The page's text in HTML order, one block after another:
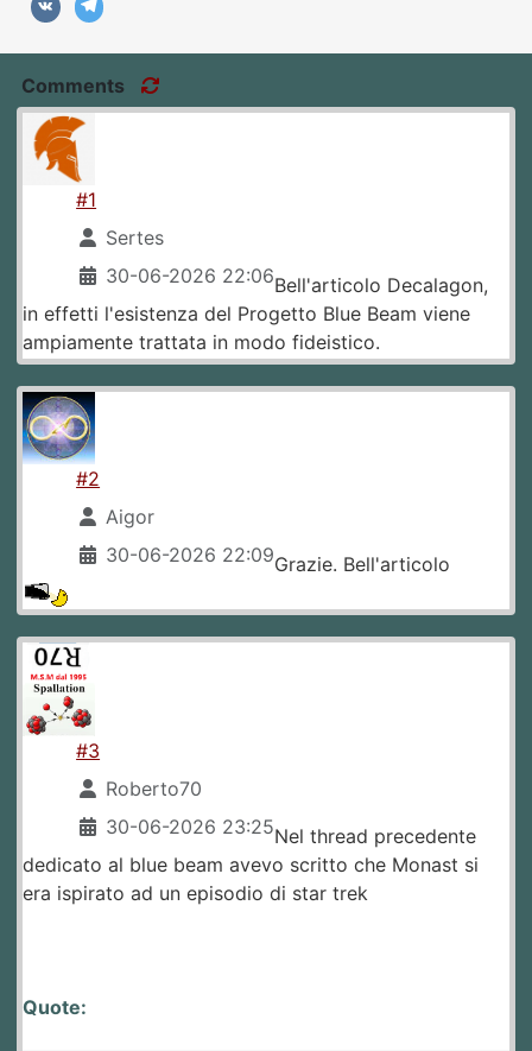
Comments
#1
Sertes
30-06-2026 22:06Bell'articolo Decalagon,
in effetti l'esistenza del Progetto Blue Beam viene
ampiamente trattata in modo fideistico.
#2
Aigor
30-06-2026 22:09Grazie. Bell'articolo
#3
Roberto70
30-06-2026 23:25Nel thread precedente
dedicato al blue beam avevo scritto che Monast si
era ispirato ad un episodio di star trek
Quote: